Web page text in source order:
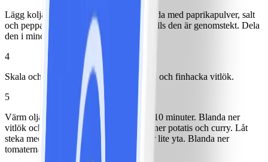
Lägg koljan i en ugnsfast form och krydda med paprikapulver, salt
och peppar. Sätt in i ugn ca 10 minuter tills den är genomstekt. Dela
den i mindre bitar med en gaffel.
4
Skala och hacka lök. Tärna tomat. Skala och finhacka vitlök.
5
Värm olja i en panna och stek löken ca 10 minuter. Blanda ner
vitlök och låt fräsa med hastigt. Blanda ner potatis och curry. Låt
steka med ca 5 minuter tills potatisen får lite yta. Blanda ner
tomaterna och stek ett par minuter till.